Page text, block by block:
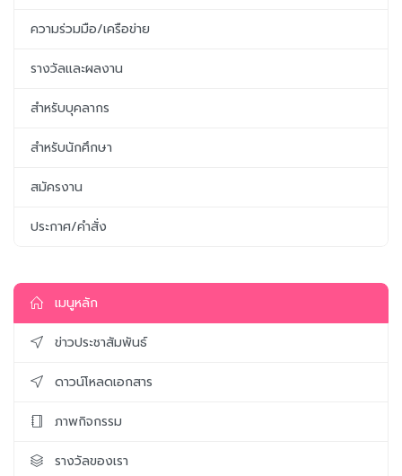
ความร่วมมือ/เครือข่าย
รางวัลและผลงาน
สำหรับบุคลากร
สำหรับนักศึกษา
สมัครงาน
ประกาศ/คำสั่ง
เมนูหลัก
ข่าวประชาสัมพันธ์
ดาวน์โหลดเอกสาร
ภาพกิจกรรม
รางวัลของเรา